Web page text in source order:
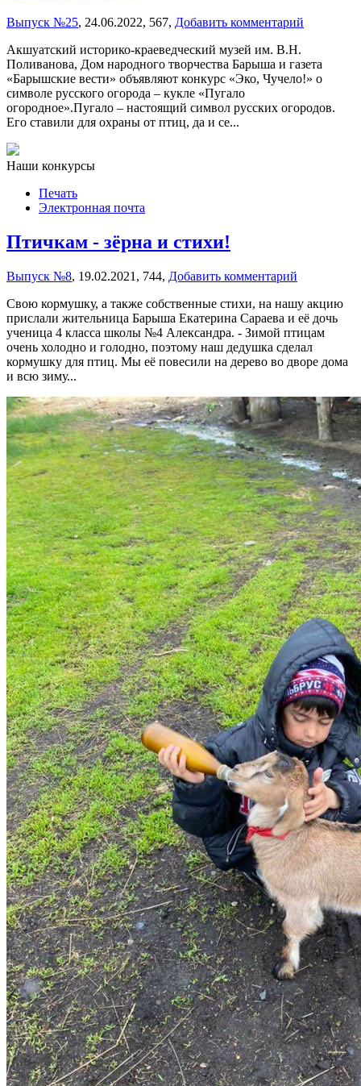
Выпуск №25, 24.06.2022, 567, Добавить комментарий
Акшуатский историко-краеведческий музей им. В.Н.
Поливанова, Дом народного творчества Барыша и газета
«Барышские вести» объявляют конкурс «Эко, Чучело!» о
символе русского огорода – кукле «Пугало
огородное».Пугало – настоящий символ русских огородов.
Его ставили для охраны от птиц, да и се...
Наши конкурсы
Печать
Электронная почта
Птичкам - зёрна и стихи!
Выпуск №8, 19.02.2021, 744, Добавить комментарий
Свою кормушку, а также собственные стихи, на нашу акцию
прислали жительница Барыша Екатерина Сараева и её дочь
ученица 4 класса школы №4 Александра. - Зимой птицам
очень холодно и голодно, поэтому наш дедушка сделал
кормушку для птиц. Мы её повесили на дерево во дворе дома
и всю зиму...